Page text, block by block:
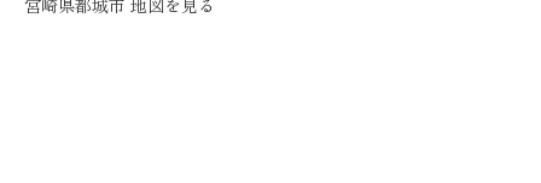
宮崎県都城市 地図を見る